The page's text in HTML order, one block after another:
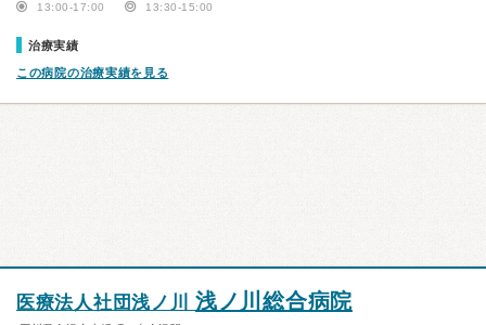
13:00-17:00 13:30-15:00
治療実績
この病院の治療実績を見る
医療法人社団浅ノ川 浅ノ川総合病院